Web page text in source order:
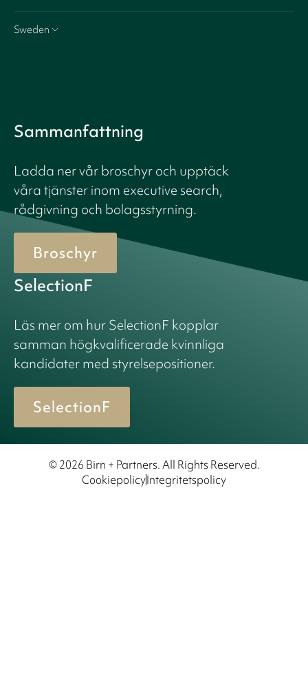
Sweden
Sammanfattning
Ladda ner vår broschyr och upptäck
våra tjänster inom executive search,
rådgivning och bolagsstyrning.
Broschyr
SelectionF
Läs mer om hur SelectionF kopplar
samman högkvalificerade kvinnliga
kandidater med styrelsepositioner.
SelectionF
© 2026 Birn + Partners. All Rights Reserved.
CookiepolicyIntegritetspolicy